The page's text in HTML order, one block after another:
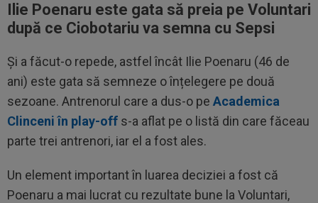
Ilie Poenaru este gata să preia pe Voluntari
după ce Ciobotariu va semna cu Sepsi
Și a făcut-o repede, astfel încât Ilie Poenaru (46 de
ani) este gata să semneze o înțelegere pe două
sezoane. Antrenorul care a dus-o pe Academica
Clinceni în play-off s-a aflat pe o listă din care făceau
parte trei antrenori, iar el a fost ales.
Un element important în luarea deciziei a fost că
Poenaru a mai lucrat cu rezultate bune la Voluntari,